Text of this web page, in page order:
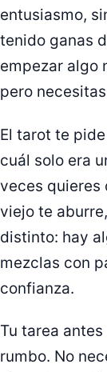
entusiasmo,
tenido ganas
empezar algo
pero
El tarot te
cuál solo era
veces quieres
viejo te
distinto: hay
mezclas con
confianza.
Tu tarea
rumbo. No